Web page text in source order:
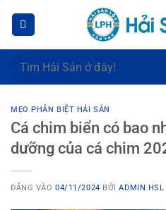
dung
Tìm
MẸO PHÂN BIỆT HẢI SẢN
Cá chim biển có bao
dưỡng của cá chim
ĐĂNG VÀO04/11/2024 BỞIADMIN HSL